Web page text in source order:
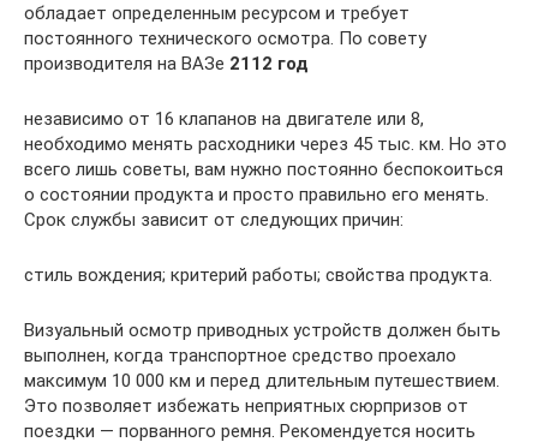
обладает определенным ресурсом и требует
постоянного технического осмотра. По совету
производителя на ВАЗе 2112 год
независимо от 16 клапанов на двигателе или 8,
необходимо менять расходники через 45 тыс. км. Но это
всего лишь советы, вам нужно постоянно беспокоиться
о состоянии продукта и просто правильно его менять.
Срок службы зависит от следующих причин:
стиль вождения; критерий работы; свойства продукта.
Визуальный осмотр приводных устройств должен быть
выполнен, когда транспортное средство проехало
максимум 10 000 км и перед длительным путешествием.
Это позволяет избежать неприятных сюрпризов от
поездки — порванного ремня. Рекомендуется носить